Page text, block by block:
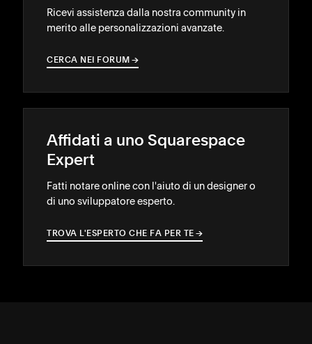
Ricevi assistenza dalla nostra community in
merito alle personalizzazioni avanzate.
CERCA NEI FORUM →
→
Affidati a uno Squarespace
Expert
Fatti notare online con l'aiuto di un designer o
di uno sviluppatore esperto.
TROVA L'ESPERTO CHE FA PER TE →
→